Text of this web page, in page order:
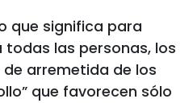
que significa para
las personas, los
arremetida de los
que favorecen sólo